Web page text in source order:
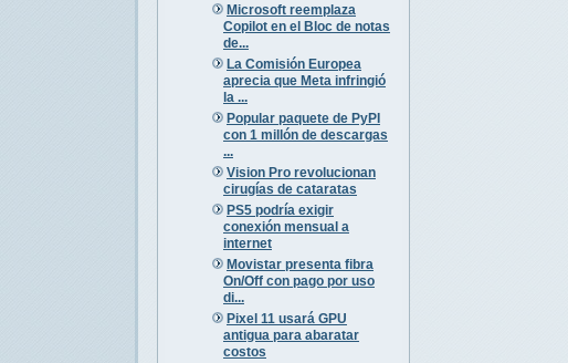
Microsoft reemplaza
Copilot en el Bloc de notas
de...
La Comisión Europea
aprecia que Meta infringió
la ...
Popular paquete de PyPI
con 1 millón de descargas
...
Vision Pro revolucionan
cirugías de cataratas
PS5 podría exigir
conexión mensual a
internet
Movistar presenta fibra
On/Off con pago por uso
di...
Pixel 11 usará GPU
antigua para abaratar
costos